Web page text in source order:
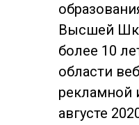
Высшей
более 10
области
рекламной
августе